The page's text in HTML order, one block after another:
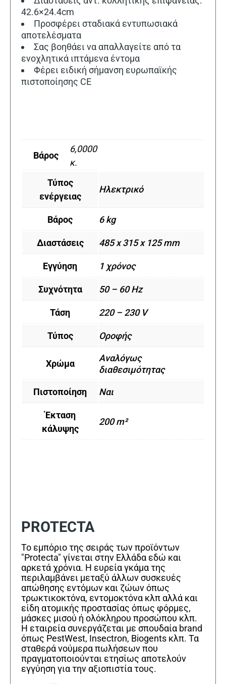
42.6×24.4cm
Προσφέρει σταδιακά εντυπωσιακά
αποτελέσματα
Σας βοηθάει να απαλλαγείτε από τα
ενοχλητικά ιπτάμενα έντομα
Φέρει ειδική σήμανση ευρωπαϊκής
πιστοποίησης CE
Βάρος
6,0000
κ.
Τύπος
ενέργειας
Ηλεκτρικό
Βάρος 6 kg
Διαστάσεις 485 x 315 x 125 mm
Εγγύηση 1 χρόνος
Συχνότητα 50 – 60 Hz
Τάση 220 – 230 V
Τύπος Οροφής
Χρώμα
Αναλόγως
διαθεσιμότητας
Πιστοποίηση Ναι
Έκταση
κάλυψης
200 m²
PROTECTA
Το εμπόριο της σειράς των προϊόντων
"Protecta" γίνεται στην Ελλάδα εδώ και
αρκετά χρόνια. Η ευρεία γκάμα της
περιλαμβάνει μεταξύ άλλων συσκευές
απώθησης εντόμων και ζώων όπως
τρωκτικοκτόνα, εντομοκτόνα κλπ αλλά και
είδη ατομικής προστασίας όπως φόρμες,
μάσκες μισού ή ολόκληρου προσώπου κλπ.
Η εταιρεία συνεργάζεται με σπουδαία brand
όπως PestWest, Insectron, Biogents κλπ. Τα
σταθερά νούμερα πωλήσεων που
πραγματοποιούνται ετησίως αποτελούν
εγγύηση για την αξιοπιστία τους.